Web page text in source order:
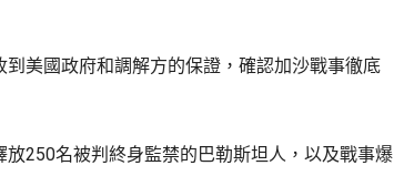
美國政府和調解方的保證，確認加沙戰事徹底
250名被判終身監禁的巴勒斯坦人，以及戰事爆